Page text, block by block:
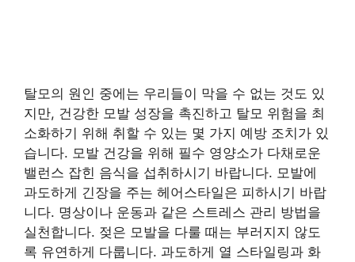
탈모의 원인 중에는 우리들이 막을 수 없는 것도 있
지만, 건강한 모발 성장을 촉진하고 탈모 위험을 최
소화하기 위해 취할 수 있는 몇 가지 예방 조치가 있
습니다. 모발 건강을 위해 필수 영양소가 다채로운
밸런스 잡힌 음식을 섭취하시기 바랍니다. 모발에
과도하게 긴장을 주는 헤어스타일은 피하시기 바랍
니다. 명상이나 운동과 같은 스트레스 관리 방법을
실천합니다. 젖은 모발을 다룰 때는 부러지지 않도
록 유연하게 다룹니다. 과도하게 열 스타일링과 화